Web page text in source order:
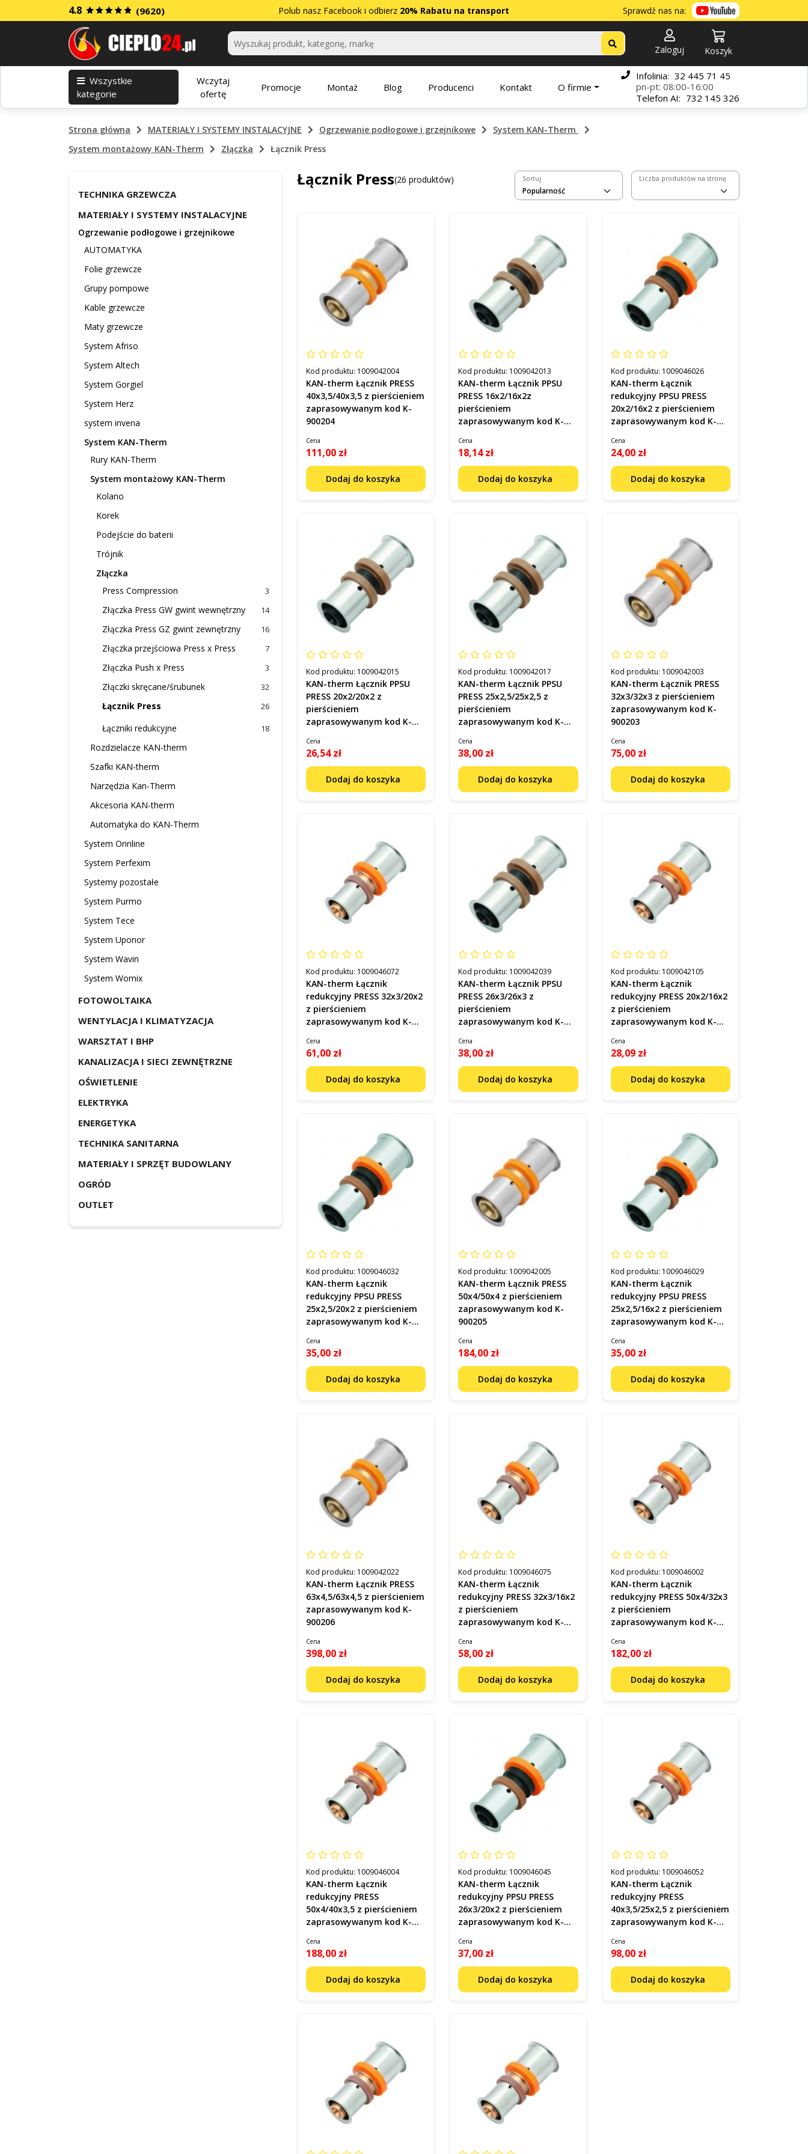
4.8 (9620) Polub nasz Facebook i odbierz 20% Rabatu na transport Sprawdź nas na:
Kategorie
Zaloguj Koszyk
Wszystkie
kategorie
Wczytaj
ofertę
Promocje Montaż Blog Producenci Kontakt O firmie
Infolinia: 32 445 71 45
pn-pt: 08:00-16:00
Telefon AI: 732 145 326
Strona główna MATERIAŁY I SYSTEMY INSTALACYJNE Ogrzewanie podłogowe i grzejnikowe
System KAN-Therm
System montażowy KAN-Therm
Złączka Łącznik Press
TECHNIKA GRZEWCZA
MATERIAŁY I SYSTEMY INSTALACYJNE
Ogrzewanie podłogowe i grzejnikowe
AUTOMATYKA
Folie grzewcze
Grupy pompowe
Kable grzewcze
Maty grzewcze
System Afriso
System Altech
System Gorgiel
System Herz
system invena
System KAN-Therm
Rury KAN-Therm
System montażowy KAN-Therm
Kolano
Korek
Podejście do baterii
Trójnik
Złączka
Press Compression
3
Złączka Press GW gwint wewnętrzny 14
Złączka Press GZ gwint zewnętrzny 16
Złączka przejściowa Press x Press 7
Złączka Push x Press 3
Złączki skręcane/śrubunek 32
Łącznik Press 26
Łączniki redukcyjne 18
Rozdzielacze KAN-therm
Szafki KAN-therm
Narzędzia Kan-Therm
Akcesoria KAN-therm
Automatyka do KAN-Therm
System Onnline
System Perfexim
Systemy pozostałe
System Purmo
System Tece
System Uponor
System Wavin
System Womix
FOTOWOLTAIKA
WENTYLACJA I KLIMATYZACJA
WARSZTAT I BHP
KANALIZACJA I SIECI ZEWNĘTRZNE
OŚWIETLENIE
ELEKTRYKA
ENERGETYKA
TECHNIKA SANITARNA
MATERIAŁY I SPRZĘT BUDOWLANY
OGRÓD
OUTLET
Łącznik Press(26 produktów) Sortuj Liczba produktów na stronę
Kod produktu: 1009042004
KAN-therm Łącznik PRESS
40x3,5/40x3,5 z pierścieniem
zaprasowywanym kod K-
900204
Cena
111,00 zł
Dodaj do koszyka
Kod produktu: 1009042013
KAN-therm Łącznik PPSU
PRESS 16x2/16x2z
pierścieniem
zaprasowywanym kod K-
Cena
18,14 zł
Dodaj do koszyka
Kod produktu: 1009046026
KAN-therm Łącznik
redukcyjny PPSU PRESS
20x2/16x2 z pierścieniem
zaprasowywanym kod K-
Cena
24,00 zł
Dodaj do koszyka
Kod produktu: 1009042015
KAN-therm Łącznik PPSU
PRESS 20x2/20x2 z
pierścieniem
zaprasowywanym kod K-
Cena
26,54 zł
Dodaj do koszyka
Kod produktu: 1009042017
KAN-therm Łącznik PPSU
PRESS 25x2,5/25x2,5 z
pierścieniem
zaprasowywanym kod K-
Cena
38,00 zł
Dodaj do koszyka
Kod produktu: 1009042003
KAN-therm Łącznik PRESS
32x3/32x3 z pierścieniem
zaprasowywanym kod K-
900203
Cena
75,00 zł
Dodaj do koszyka
Kod produktu: 1009046072
KAN-therm Łącznik
redukcyjny PRESS 32x3/20x2
z pierścieniem
zaprasowywanym kod K-
Cena
61,00 zł
Dodaj do koszyka
Kod produktu: 1009042039
KAN-therm Łącznik PPSU
PRESS 26x3/26x3 z
pierścieniem
zaprasowywanym kod K-
Cena
38,00 zł
Dodaj do koszyka
Kod produktu: 1009042105
KAN-therm Łącznik
redukcyjny PRESS 20x2/16x2
z pierścieniem
zaprasowywanym kod K-
Cena
28,09 zł
Dodaj do koszyka
Kod produktu: 1009046032
KAN-therm Łącznik
redukcyjny PPSU PRESS
25x2,5/20x2 z pierścieniem
zaprasowywanym kod K-
Cena
35,00 zł
Dodaj do koszyka
Kod produktu: 1009042005
KAN-therm Łącznik PRESS
50x4/50x4 z pierścieniem
zaprasowywanym kod K-
900205
Cena
184,00 zł
Dodaj do koszyka
Kod produktu: 1009046029
KAN-therm Łącznik
redukcyjny PPSU PRESS
25x2,5/16x2 z pierścieniem
zaprasowywanym kod K-
Cena
35,00 zł
Dodaj do koszyka
Kod produktu: 1009042022
KAN-therm Łącznik PRESS
63x4,5/63x4,5 z pierścieniem
zaprasowywanym kod K-
900206
Cena
398,00 zł
Dodaj do koszyka
Kod produktu: 1009046075
KAN-therm Łącznik
redukcyjny PRESS 32x3/16x2
z pierścieniem
zaprasowywanym kod K-
Cena
58,00 zł
Dodaj do koszyka
Kod produktu: 1009046002
KAN-therm Łącznik
redukcyjny PRESS 50x4/32x3
z pierścieniem
zaprasowywanym kod K-
Cena
182,00 zł
Dodaj do koszyka
Kod produktu: 1009046004
KAN-therm Łącznik
redukcyjny PRESS
50x4/40x3,5 z pierścieniem
zaprasowywanym kod K-
Cena
188,00 zł
Dodaj do koszyka
Kod produktu: 1009046045
KAN-therm Łącznik
redukcyjny PPSU PRESS
26x3/20x2 z pierścieniem
zaprasowywanym kod K-
Cena
37,00 zł
Dodaj do koszyka
Kod produktu: 1009046052
KAN-therm Łącznik
redukcyjny PRESS
40x3,5/25x2,5 z pierścieniem
zaprasowywanym kod K-
Cena
98,00 zł
Dodaj do koszyka